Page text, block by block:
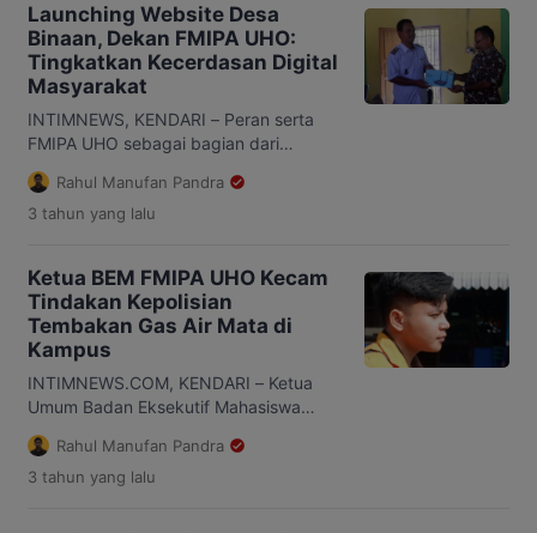
Brebes. Hmi Cabang Persiapan Brebes
merupakan cabang yang baru berdiri
hasil dari pemekaran HMI Cabang
Tegal tahun 2021 pada saat kongres
HMI […]
Launching Website Desa
Binaan, Dekan FMIPA UHO:
Tingkatkan Kecerdasan Digital
Masyarakat
INTIMNEWS, KENDARI – Peran serta
FMIPA UHO sebagai bagian dari
Universitas Halu Oleo yang merupakan
Perguruan Tinggi Negeri Terbesar di
Sulawesi Tenggara adalah terus
pengembangan program desa binaan.
Desa Binaan merupakan suatu program
pembangunan masyarakat dengan
target lokasi sebuah desa yang
memenuhi kriteria untuk menjadi
sebuah desa binaan. […]
Rahul Manufan Pandra
3 tahun yang lalu
Ketua BEM FMIPA UHO Kecam
Tindakan Kepolisian
Tembakan Gas Air Mata di
Kampus
INTIMNEWS.COM, KENDARI – Ketua
Umum Badan Eksekutif Mahasiswa
(BEM) Fakultas Matematika dan Ilmu
Pengetahuan Alam (FMIPA) Universitas
Halu Oleo (UHO), Darul Trisandy
Rahul Manufan Pandra
3 tahun yang lalu